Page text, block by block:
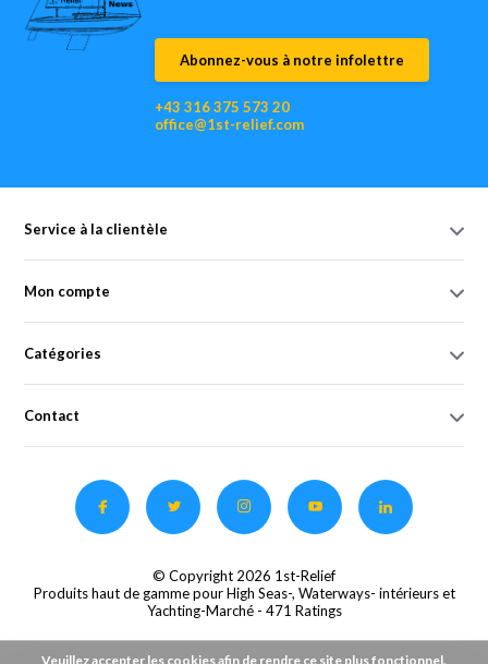
Abonnez-vous à notre infolettre
+43 316 375 573 20
office@1st-relief.com
Service à la clientèle
Mon compte
Catégories
Contact
© Copyright 2026 1st-Relief
Produits haut de gamme pour High Seas-, Waterways- intérieurs et
Yachting-Marché - 471 Ratings
Veuillez accepter les cookies afin de rendre ce site plus fonctionnel.